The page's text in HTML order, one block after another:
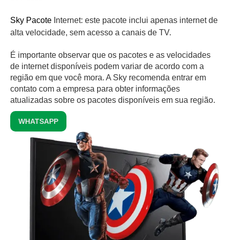
Sky Pacote Internet: este pacote inclui apenas internet de
alta velocidade, sem acesso a canais de TV.
É importante observar que os pacotes e as velocidades
de internet disponíveis podem variar de acordo com a
região em que você mora. A Sky recomenda entrar em
contato com a empresa para obter informações
atualizadas sobre os pacotes disponíveis em sua região.
WHATSAPP